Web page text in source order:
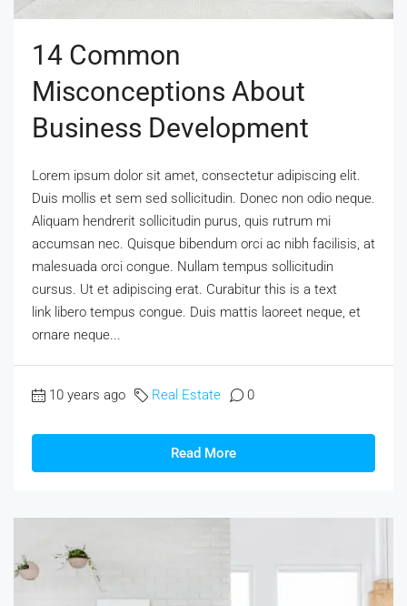
14 Common
Misconceptions About
Business Development
Lorem ipsum dolor sit amet, consectetur adipiscing elit.
Duis mollis et sem sed sollicitudin. Donec non odio neque.
Aliquam hendrerit sollicitudin purus, quis rutrum mi
accumsan nec. Quisque bibendum orci ac nibh facilisis, at
malesuada orci congue. Nullam tempus sollicitudin
cursus. Ut et adipiscing erat. Curabitur this is a text
link libero tempus congue. Duis mattis laoreet neque, et
ornare neque...
10 years ago Real Estate 0
Read More